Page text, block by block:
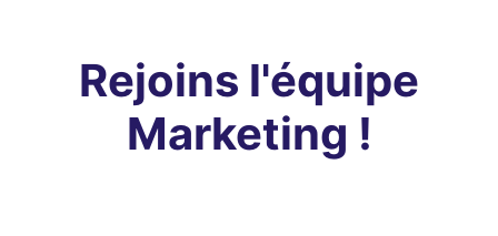
Rejoins l'équipe
Marketing !